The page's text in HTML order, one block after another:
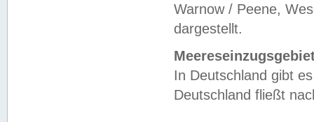
Warnow / Peene,
dargestellt.
In Deutschland gibt
Deutschland fließt